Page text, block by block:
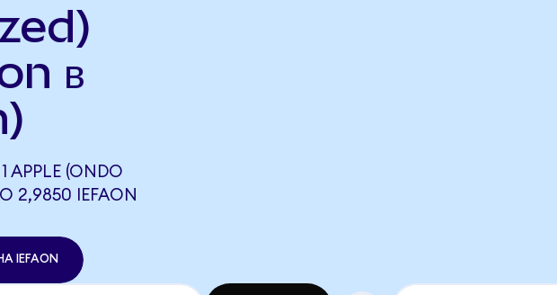
в
APPLE (ONDO
2,9850 IEFAON
IEFAON